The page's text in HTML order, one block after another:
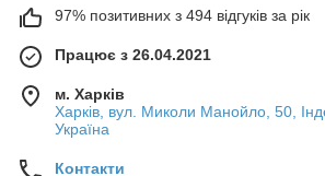
97% позитивних з 494 відгуків за рік
Працює з 26.04.2021
м. Харків
Харків, вул. Миколи Манойло, 50,
Україна
Контакти